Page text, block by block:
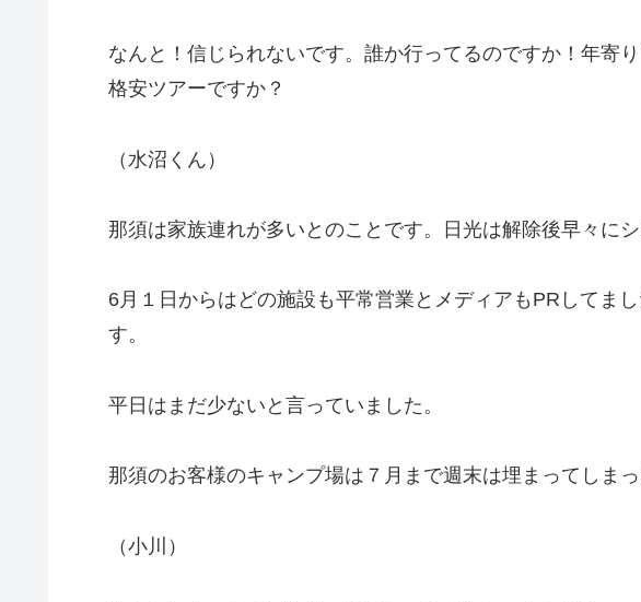
なんと！信じられないです。誰か行ってるのですか！年寄
格安ツアーですか？
（水沼くん）
那須は家族連れが多いとのことです。日光は解除後早々に
6月１日からはどの施設も平常営業とメディアもPRしてま
す。
平日はまだ少ないと言っていました。
那須のお客様のキャンプ場は７月まで週末は埋まってしまっ
（小川）